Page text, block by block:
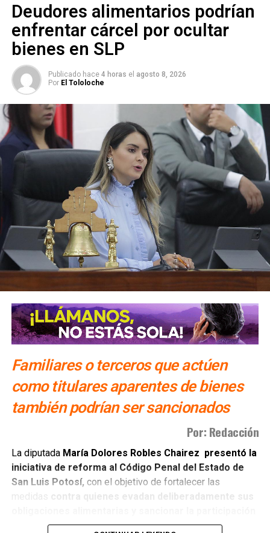
Deudores alimentarios podrían
enfrentar cárcel por ocultar
bienes en SLP
Publicado hace 4 horas el agosto 8, 2026
Por El Tololoche
Familiares o terceros que actúen
como titulares aparentes de bienes
también podrían ser sancionados
Por: Redacción
La diputada María Dolores Robles Chairez presentó la
iniciativa de reforma al Código Penal del Estado de
San Luis Potosí, con el objetivo de fortalecer las
contra quienes evadan deliberadamente sus
de terceras personasque colaboren para impedir su